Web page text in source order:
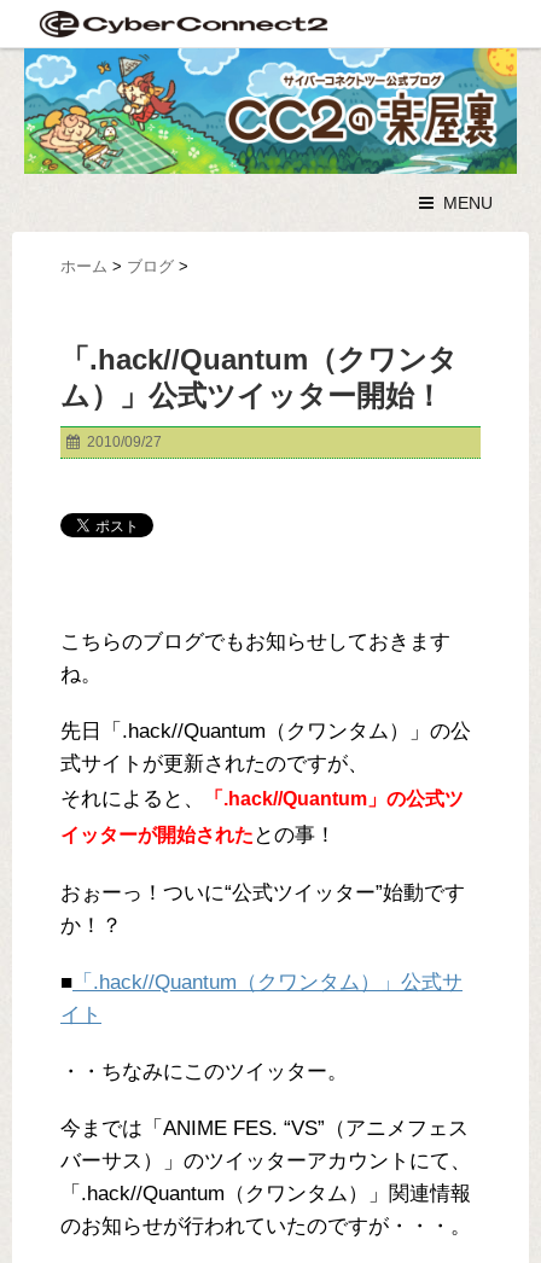
MENU
ホーム > ブログ >
「.hack//Quantum（クワンタ
ム）」公式ツイッター開始！
2010/09/27
こちらのブログでもお知らせしておきます
ね。
先日「.hack//Quantum（クワンタム）」の公
式サイトが更新されたのですが、
それによると、
「.hack//Quantum」の公式ツ
イッターが開始された との事！
おぉーっ！ついに“公式ツイッター”始動です
か！？
■ 「.hack//Quantum（クワンタム）」公式サ
イト
・・ちなみにこのツイッター。
今までは「ANIME FES. “VS”（アニメフェス
バーサス）」のツイッターアカウントにて、
「.hack//Quantum（クワンタム）」関連情報
のお知らせが行われていたのですが・・・。